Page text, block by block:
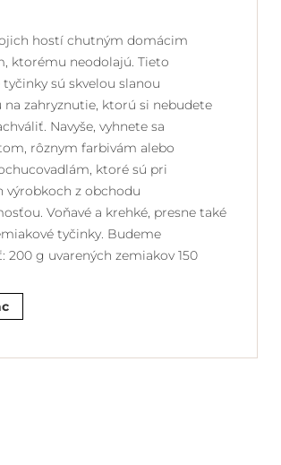
hostí chutným domácim
ktorému neodolajú. Tieto
sú skvelou slanou
zahryznutie, ktorú si nebudete
Navyše, vyhnete sa
rôznym farbivám alebo
ktoré sú pri
výrobkoch z obchodu
Voňavé a krehké, presne také
tyčinky. Budeme
200 g uvarených zemiakov 150